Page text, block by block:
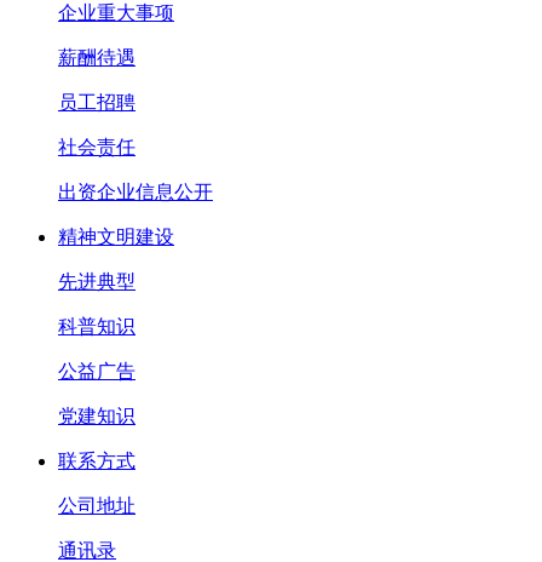
企业重大事项
薪酬待遇
员工招聘
社会责任
出资企业信息公开
精神文明建设
先进典型
科普知识
公益广告
党建知识
联系方式
公司地址
通讯录